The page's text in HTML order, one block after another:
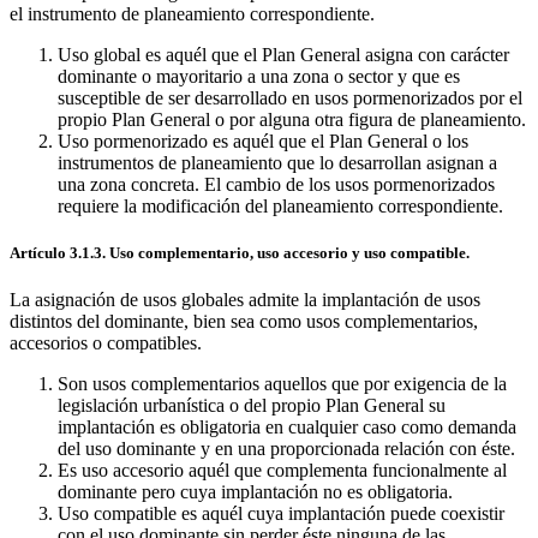
el instrumento de planeamiento correspondiente.
Uso global es aquél que el Plan General asigna con carácter
dominante o mayoritario a una zona o sector y que es
susceptible de ser desarrollado en usos pormenorizados por el
propio Plan General o por alguna otra figura de planeamiento.
Uso pormenorizado es aquél que el Plan General o los
instrumentos de planeamiento que lo desarrollan asignan a
una zona concreta. El cambio de los usos pormenorizados
requiere la modificación del planeamiento correspondiente.
Artículo 3.1.3. Uso complementario, uso accesorio y uso compatible.
La asignación de usos globales admite la implantación de usos
distintos del dominante, bien sea como usos complementarios,
accesorios o compatibles.
Son usos complementarios aquellos que por exigencia de la
legislación urbanística o del propio Plan General su
implantación es obligatoria en cualquier caso como demanda
del uso dominante y en una proporcionada relación con éste.
Es uso accesorio aquél que complementa funcionalmente al
dominante pero cuya implantación no es obligatoria.
Uso compatible es aquél cuya implantación puede coexistir